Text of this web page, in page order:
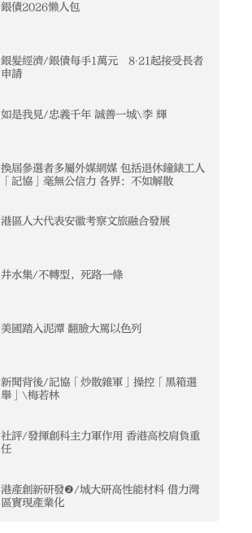
銀債2026懶人包
銀髮經濟/銀債每手1萬元 8‧21起接受長者
申請
如是我見/忠義千年 誠善一城\李 輝
換屆參選者多屬外媒網媒 包括退休鐘錶工人
「記協」毫無公信力 各界：不如解散
港區人大代表安徽考察文旅融合發展
井水集/不轉型，死路一條
美國踏入泥潭 翻臉大罵以色列
新聞背後/記協「炒散雜軍」操控「黑箱選
舉」\梅若林
社評/發揮創科主力軍作用 香港高校肩負重
任
港產創新研發❷/城大研高性能材料 借力灣
區實現產業化